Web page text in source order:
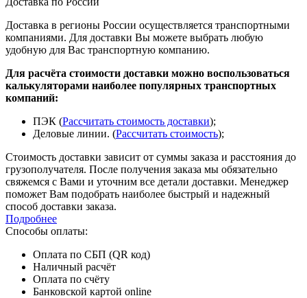
Доставка в регионы России осуществляется транспортными
компаниями. Для доставки Вы можете выбрать любую
удобную для Вас транспортную компанию.
Для расчёта стоимости доставки можно воспользоваться
калькуляторами наиболее популярных транспортных
компаний:
ПЭК (Рассчитать стоимость доставки);
Деловые линии. (Рассчитать стоимость);
Стоимость доставки зависит от суммы заказа и расстояния до
грузополучателя. После получения заказа мы обязательно
свяжемся с Вами и уточним все детали доставки. Менеджер
поможет Вам подобрать наиболее быстрый и надежный
способ доставки заказа.
Подробнее
Способы оплаты:
Оплата по СБП (QR код)
Наличный расчёт
Оплата по счёту
Банковской картой online